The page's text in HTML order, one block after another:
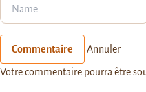
Commentaire Annuler
Votre commentaire pourra être